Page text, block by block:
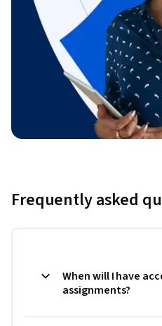
Frequently asked
When will I have
assignments?